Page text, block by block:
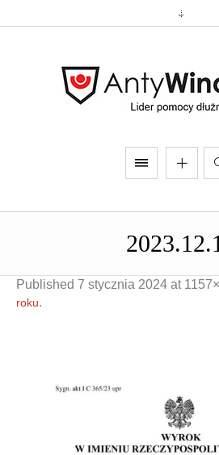
Published 7 stycznia 2024 at
roku.